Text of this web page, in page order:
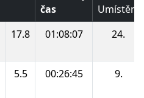
čas
Umístění
17.8 01:08:07 24.
5.5 00:26:45 9.